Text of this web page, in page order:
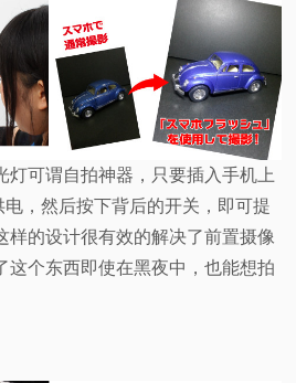
灯可谓自拍神器，只要插入手机上
电，然后按下背后的开关，即可提
样的设计很有效的解决了前置摄像
这个东西即使在黑夜中，也能想拍